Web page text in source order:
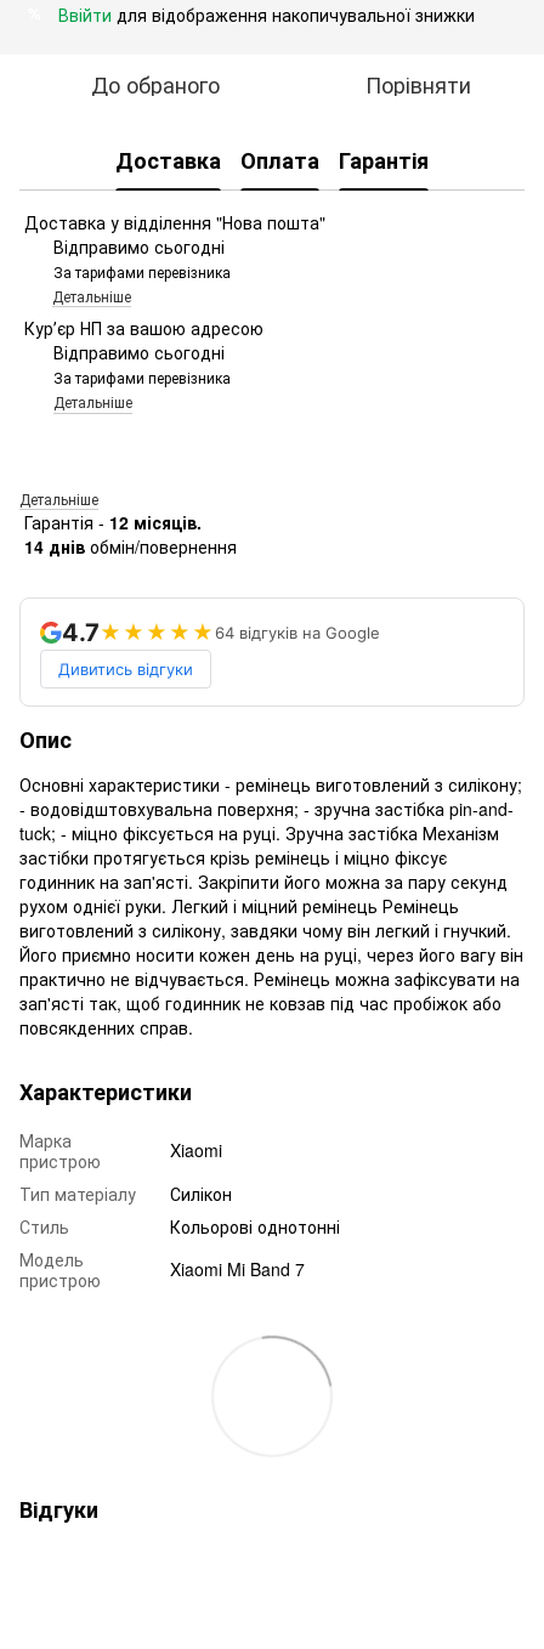
Ввійти для відображення накопичувальної знижки
До обраного Порівняти
Доставка Оплата Гарантія
Доставка у відділення "Нова пошта"
Відправимо сьогодні
За тарифами перевізника
Детальніше
Курʼєр НП за вашою адресою
Відправимо сьогодні
За тарифами перевізника
Детальніше
Детальніше
Гарантія - 12 місяців.
14 днів обмін/повернення
4.7★★★★★64 відгуків на Google
Дивитись відгуки
Опис
Основні характеристики - ремінець виготовлений з силікону;
- водовідштовхувальна поверхня; - зручна застібка pin-and-
tuck; - міцно фіксується на руці. Зручна застібка Механізм
застібки протягується крізь ремінець і міцно фіксує
годинник на зап'ясті. Закріпити його можна за пару секунд
рухом однієї руки. Легкий і міцний ремінець Ремінець
виготовлений з силікону, завдяки чому він легкий і гнучкий.
Його приємно носити кожен день на руці, через його вагу він
практично не відчувається. Ремінець можна зафіксувати на
зап'ясті так, щоб годинник не ковзав під час пробіжок або
повсякденних справ.
Характеристики
Марка
пристрою
Xiaomi
Тип матеріалу
Силікон
Стиль
Кольорові однотонні
Модель
пристрою
Xiaomi Mi Band 7
Відгуки